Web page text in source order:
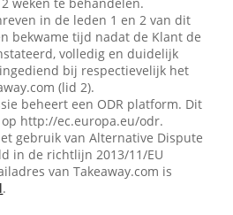
in de leden 1 en 2 van dit
bekwame tijd nadat de Klant de
volledig en duidelijk
bij respectievelijk het
(lid 2).
beheert een ODR platform. Dit
http://ec.europa.eu/odr.
gebruik van Alternative Dispute
in de richtlijn 2013/11/EU
van Takeaway.com is
.